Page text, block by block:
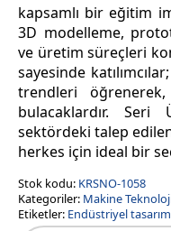
kapsamlı bir eğitim
3D modelleme,
ve üretim süreçleri
sayesinde
trendleri
bulacaklardır. Seri
sektördeki talep
herkes için ideal bir
Stok kodu: KRSNO-1058
Kategoriler: Makine
Etiketler: Endüstriyel tasarım